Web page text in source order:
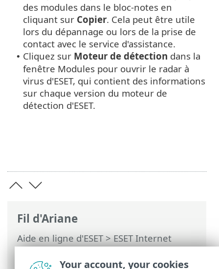
Fil d'Ariane
Aide en ligne d'ESET>ESET Internet
Security>Utilisation de ESET Internet
Security >Aide et assistance> À propos
des modules dans le bloc-notes en
cliquant sur Copier. Cela peut être utile
lors du dépannage ou lors de la prise de
contact avec le service d'assistance.
• Cliquez sur Moteur de détection dans la
fenêtre Modules pour ouvrir le radar à
virus d'ESET, qui contient des informations
sur chaque version du moteur de
détection d'ESET.
Your account, your cookies